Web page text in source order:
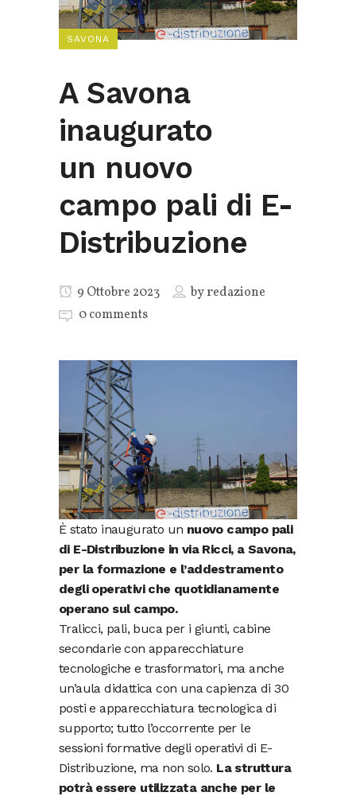
SAVONA
A Savona
inaugurato
un nuovo
campo pali di E-
Distribuzione
9 Ottobre 2023 byredazione
0 comments
È stato inaugurato un nuovo campo pali
di E-Distribuzione in via Ricci, a Savona,
per la formazione e l’addestramento
degli operativi che quotidianamente
operano sul campo.
Tralicci, pali, buca per i giunti, cabine
secondarie con apparecchiature
tecnologiche e trasformatori, ma anche
un’aula didattica con una capienza di 30
posti e apparecchiatura tecnologica di
supporto; tutto l’occorrente per le
sessioni formative degli operativi di E-
Distribuzione, ma non solo. La struttura
potrà essere utilizzata anche per le